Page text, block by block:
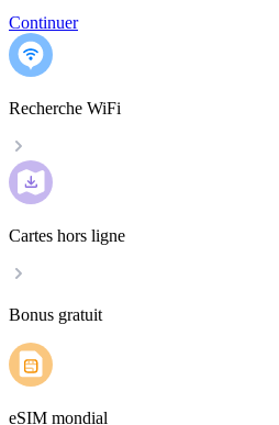
Continuer
Recherche WiFi
Cartes hors ligne
Bonus gratuit
eSIM mondial